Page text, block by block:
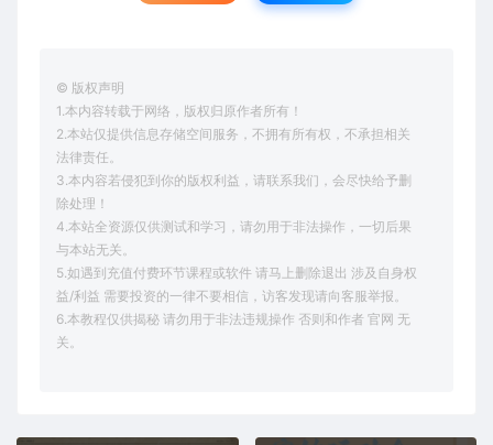
© 版权声明
1.本内容转载于网络，版权归原作者所有！
2.本站仅提供信息存储空间服务，不拥有所有权，不承担相关
法律责任。
3.本内容若侵犯到你的版权利益，请联系我们，会尽快给予删
除处理！
4.本站全资源仅供测试和学习，请勿用于非法操作，一切后果
与本站无关。
5.如遇到充值付费环节课程或软件 请马上删除退出 涉及自身权
益/利益 需要投资的一律不要相信，访客发现请向客服举报。
6.本教程仅供揭秘 请勿用于非法违规操作 否则和作者 官网 无
关。